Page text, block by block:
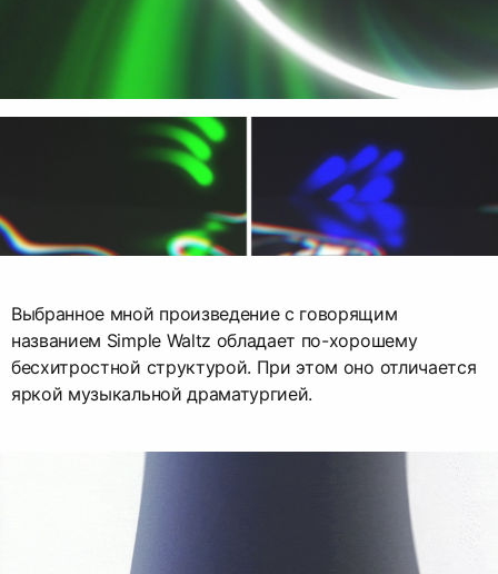
Выбранное мной произведение с говорящим
названием Simple Waltz обладает по-хорошему
бесхитростной структурой. При этом оно отличается
яркой музыкальной драматургией.